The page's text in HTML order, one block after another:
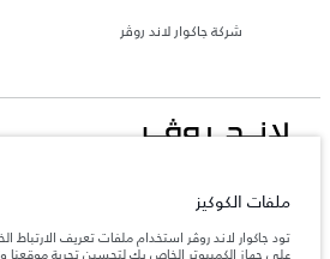
شركة جاكوار لاند روڤر
Eurl DMAA
تعكس الأوزان المذكورة مواصفات السيارة القياسية.
العناصر المثبتة بعد نقطة التصنيع في الحمولة. تأكد من عدم
ملفات الكوكيز
تود جاكوار لاند روڤر استخدام ملفات تعريف الارتباط
على جهاز الكمبيوتر الخاص بك لتحسين تجربة موقعنا